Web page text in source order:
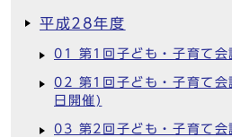
平成28年度
01 第1回子ども・子育て
02 第1回子ども・子育て
日開催)
03 第2回子ども・子育て